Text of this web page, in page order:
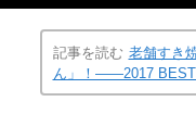
記事を読む 老舗すき
ん」！――2017